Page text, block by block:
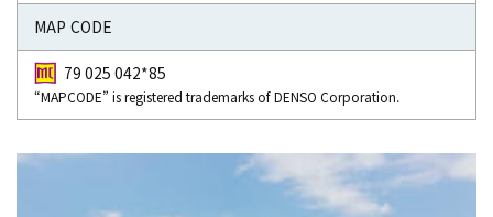
MAP CODE
79 025 042*85
“MAPCODE” is registered trademarks of DENSO Corporation.